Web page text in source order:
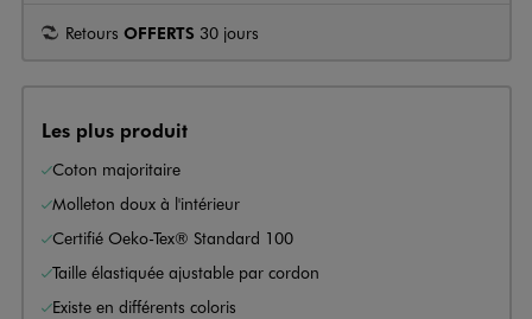
Retours OFFERTS 30 jours
Les plus produit
Coton majoritaire
Molleton doux à l'intérieur
Certifié Oeko-Tex® Standard 100
Taille élastiquée ajustable par cordon
Existe en différents coloris